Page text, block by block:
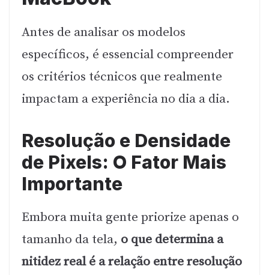
Antes de analisar os modelos
específicos, é essencial compreender
os critérios técnicos que realmente
impactam a experiência no dia a dia.
Resolução e Densidade
de Pixels: O Fator Mais
Importante
Embora muita gente priorize apenas o
tamanho da tela, o que determina a
nitidez real é a relação entre resolução